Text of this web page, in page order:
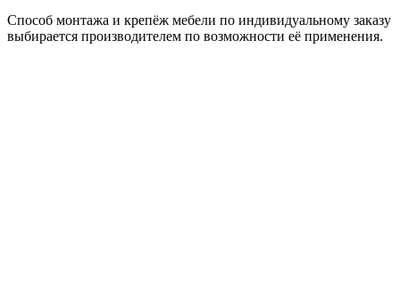
Способ монтажа и крепёж мебели по индивидуальному заказу
выбирается производителем по возможности её применения.